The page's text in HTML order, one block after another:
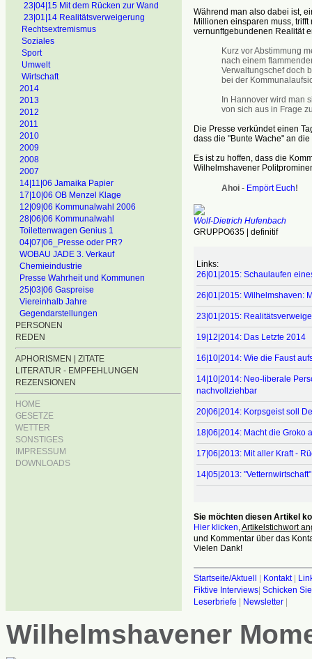
23|04|15 Mit dem Rücken zur Wand
23|01|14 Realitätsverweigerung
Rechtsextremismus
Soziales
Sport
Umwelt
Wirtschaft
2014
2013
2012
2011
2010
2009
2008
2007
14|11|06 Jamaika Papier
17|10|06 OB Menzel Klage
12|09|06 Kommunalwahl 2006
28|06|06 Kommunalwahl
Toilettenwagen Genius 1
04|07|06_Presse oder PR?
WOBAU JADE 3. Verkauf
Chemieindustrie
Presse Wahrheit und Kommunen
25|03|06 Gaspreise
Viereinhalb Jahre
Gegendarstellungen
PERSONEN
REDEN
APHORISMEN | ZITATE
LITERATUR - EMPFEHLUNGEN
REZENSIONEN
HOME
GESETZE
WETTER
SONSTIGES
IMPRESSUM
DOWNLOADS
Während man also dabei ist,
Millionen einsparen muss,
vernunftgebundenen Realität
Kurz vor Abstimmung
nach einem
Verwaltungschef doch
bei der
In Hannover wird man
von sich aus in Frage
Die Presse verkündet einen
dass die "Bunte Wache" an
Es ist zu hoffen, dass die
Wilhelmshavener
Ahoi- Empört Euch!
Wolf-Dietrich Hufenbach
GRUPPO635 | definitif
Links:
26|01|2015: Schaulaufen
26|01|2015: Wilhelmshaven:
23|01|2015:
19|12|2014: Das Letzte 2014
16|10|2014: Wie die Faust
14|10|2014: Neo-liberale
nachvollziehbar
20|06|2014: Korpsgeist soll
18|06|2014: Macht die Groko
17|06|2013: Mit aller Kraft -
14|05|2013:
Sie möchten diesen Artikel
Hier klicken Artikelstichwort an
und Kommentar über das
Vielen Dank!
Startseite/Aktuell | Kontakt|
Fiktive Interviews| Schicken
Leserbriefe | Newsletter|
Wilhelmshavener